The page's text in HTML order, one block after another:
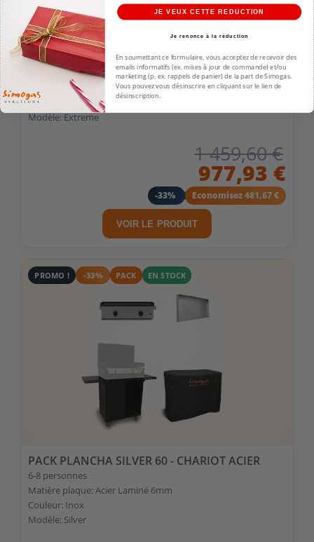
PACK PLANCHA SILVER 60 - CHARIOT INOX
6-8 personnes
Matière plaque: Acier Laminé 6mm
Couleur: Inox
Modèle: Extreme
1 459,60 €
977,93 €
-33% Economisez 481,67 €
VOIR LE PRODUIT
PROMO ! -33% PACK EN STOCK
PACK PLANCHA SILVER 60 - CHARIOT ACIER
6-8 personnes
Matière plaque: Acier Laminé 6mm
Couleur: Inox
Modèle: Silver
JE VEUX CETTE REDUCTION
Je renonce à la réduction
En soumettant ce formulaire, vous acceptez de recevoir des
emails informatifs (ex. mises à jour de commande) et/ou
marketing (p. ex. rappels de panier) de la part de Simogas.
Vous pouvez vous désinscrire en cliquant sur le lien de
désinscription.